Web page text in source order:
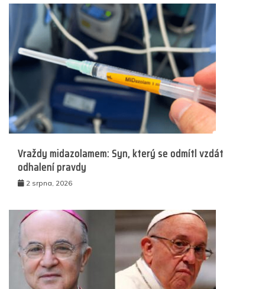
Vraždy midazolamem: Syn, který se odmítl vzdát
odhalení pravdy
2 srpna, 2026